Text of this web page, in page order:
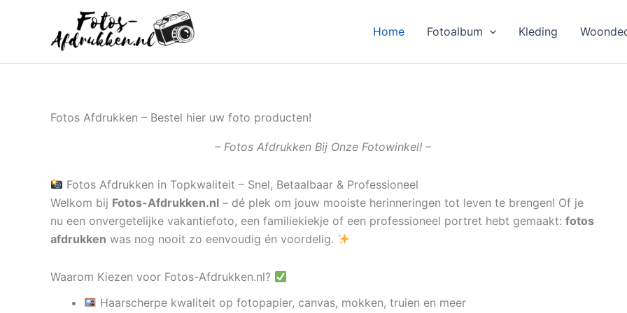
inhoud
Home Fotoalbum Kleding
Fotos Afdrukken – Bestel hier uw foto producten!
– Fotos Afdrukken Bij Onze Fotowinkel! –
Fotos Afdrukken in Topkwaliteit – Snel, Betaalbaar & Professioneel
Welkom bij Fotos-Afdrukken.nl – dé plek om jouw mooiste herinneringen tot leven te brengen! Of je
nu een onvergetelijke vakantiefoto, een familiekiekje of een professioneel portret hebt gemaakt: fotos
afdrukken was nog nooit zo eenvoudig én voordelig.
Waarom Kiezen voor Fotos-Afdrukken.nl?
Haarscherpe kwaliteit op fotopapier, canvas, mokken, truien en meer